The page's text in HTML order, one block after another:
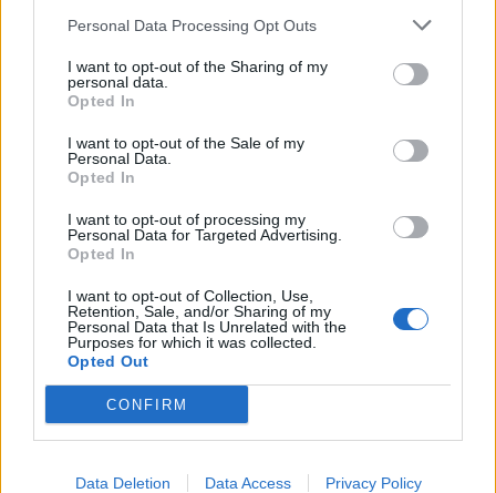
Personal Data Processing Opt Outs
I want to opt-out of the Sharing of my
personal data.
Opted In
I want to opt-out of the Sale of my
Personal Data.
Opted In
I want to opt-out of processing my
Personal Data for Targeted Advertising.
Opted In
I want to opt-out of Collection, Use,
Retention, Sale, and/or Sharing of my
Personal Data that Is Unrelated with the
Purposes for which it was collected.
Opted Out
CONFIRM
Data Deletion Data Access Privacy Policy